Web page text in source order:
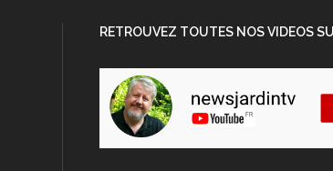
RETROUVEZ TOUTES NOS VIDEOS